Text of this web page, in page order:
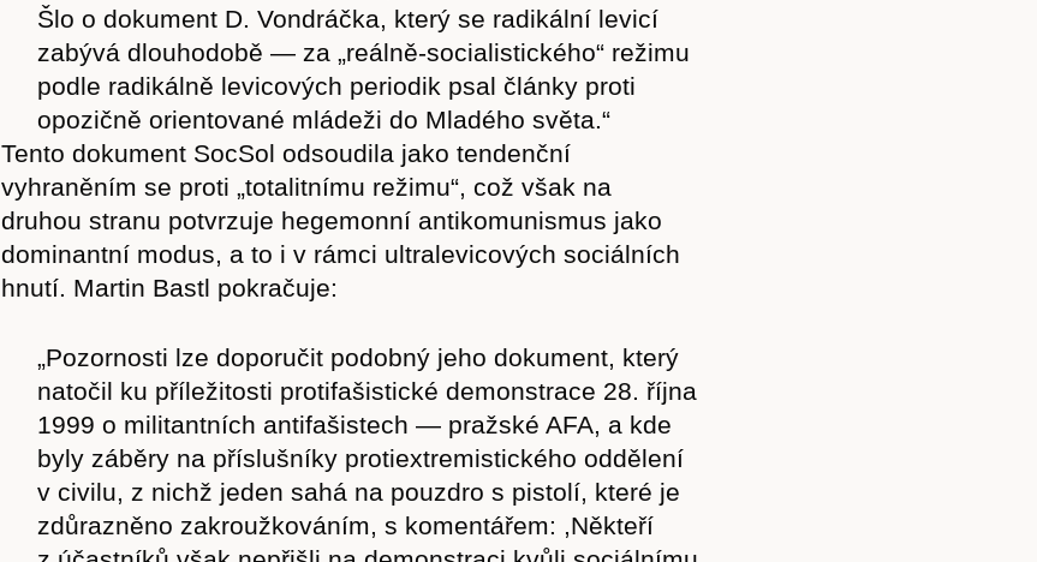
Šlo o dokument D. Vondráčka, který se radikální levicí
zabývá dlouhodobě — za „reálně-socialistického“ režimu
podle radikálně levicových periodik psal články proti
opozičně orientované mládeži do Mladého světa.“
Tento dokument SocSol odsoudila jako tendenční
vyhraněním se proti „totalitnímu režimu“, což však na
druhou stranu potvrzuje hegemonní antikomunismus jako
dominantní modus, a to i v rámci ultralevicových sociálních
hnutí. Martin Bastl pokračuje:
„Pozornosti lze doporučit podobný jeho dokument, který
natočil ku příležitosti protifašistické demonstrace 28. října
1999 o militantních antifašistech — pražské AFA, a kde
byly záběry na příslušníky protiextremistického oddělení
v civilu, z nichž jeden sahá na pouzdro s pistolí, které je
zdůrazněno zakroužkováním, s komentářem: ,Někteří